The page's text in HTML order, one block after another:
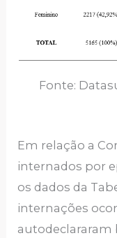
Fonte:
Em relação a
internados por
os dados da
internações
autodeclararam